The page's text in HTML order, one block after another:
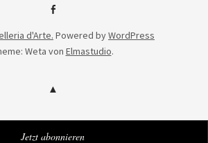
Facebook
d'Arte. Powered byWordPress
Weta von Elmastudio.
Jetzt abonnieren